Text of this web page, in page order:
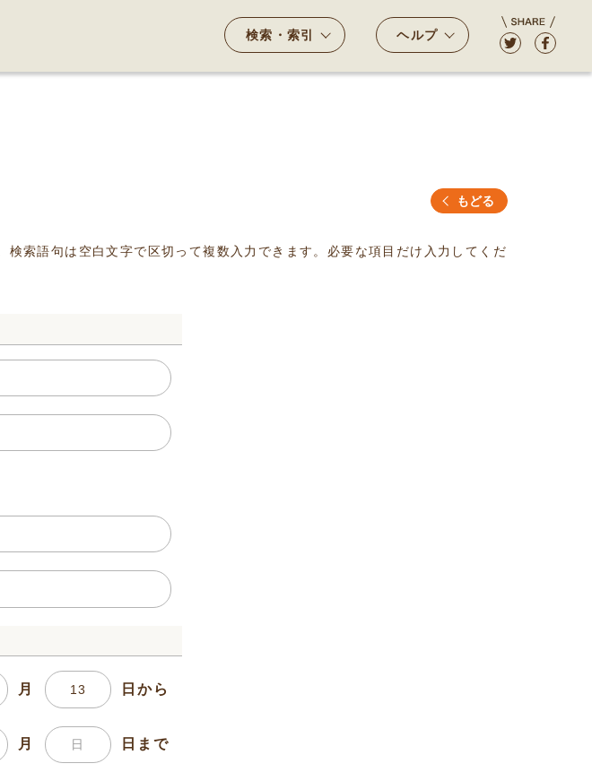
検索・索引 ヘルプ
もどる
索語句は空白文字で区切って複数入力できます。必要な項目だけ入力してくだ
月 日から
月 日まで